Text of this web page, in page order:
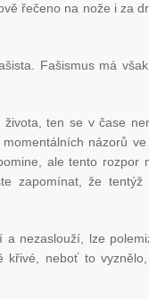
řečeno na nože i za
Fašismus má
ten se v čase
názorů ve
ale tento rozpor
zapomínat, že
nezaslouží, lze
křivé, neboť to